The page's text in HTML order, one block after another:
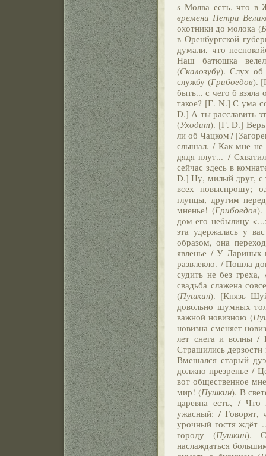
s Молва есть, что в
времени Петра
охотники до молока (
в Оренбургской
думали, что
Наш батюшка
(Скалозубу). Слух об
службу (Грибоедов).
быть... с чего б
такое? [Г. N.] С ума
D.] А ты расславить
(Уходит). [Г. D.] Верь
ли об Чацком?
слышал. / Как мне не
дядя плут... /
сейчас здесь в
D.] Ну, милый друг, с
всех повыспрошу;
глупцы, другим
мненье! (Грибоедов).
дом его небылицу
эта удержалась у
образом, она
явленье / У Лариных
развлекло. / Пошла
судить не без
свадьба слажена
(Пушкин). [Князь
довольно шумных
важной новизною (
новизна сменяет
лет снега и волны /
Страшились
Вмешался старый
должно презренье /
вот общественное
мир! (Пушкин). В
царевна есть, /
ужасный: /
урочный гостя ждёт
городу (Пушкин).
наслаждаться